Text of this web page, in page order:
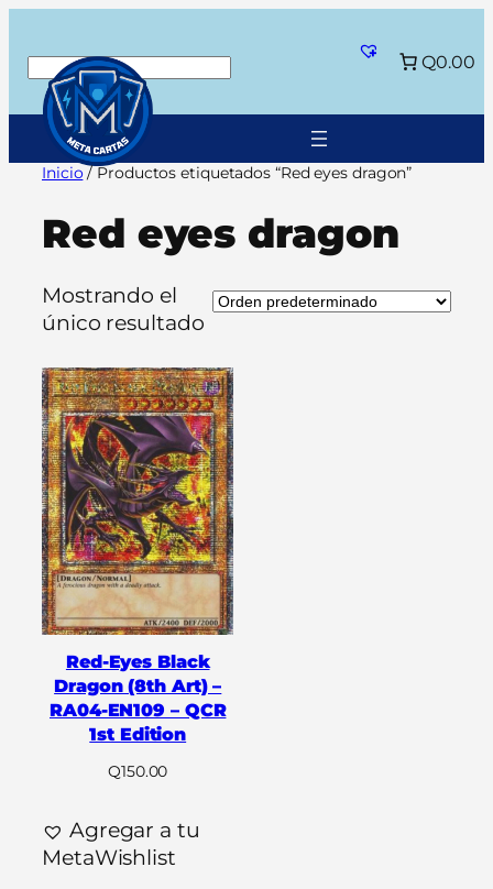
contenido
Buscar Q0.00
Inicio/ Productos etiquetados “Red eyes dragon”
Red eyes dragon
Mostrando el
único resultado
Red-Eyes Black
Dragon (8th Art) –
RA04-EN109 – QCR
1st Edition
Q150.00
Agregar a tu
MetaWishlist